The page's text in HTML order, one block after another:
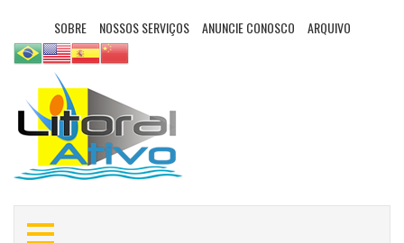
SOBRE NOSSOS SERVIÇOS ANUNCIE CONOSCO ARQUIVO